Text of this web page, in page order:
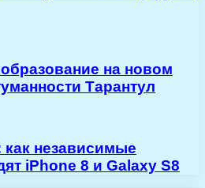
на новом
Тарантул
как независимые
iPhone 8 и Galaxy S8